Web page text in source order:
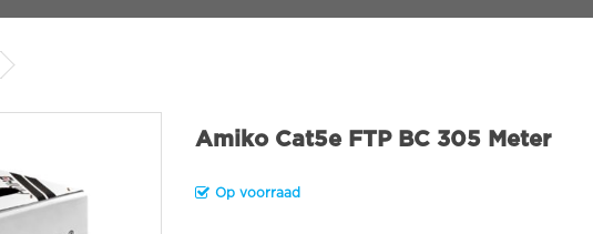
Amiko Cat5e FTP BC 305 Meter
Op voorraad